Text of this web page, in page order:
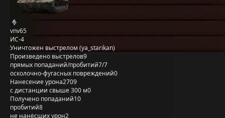
vnv65
ИС-4
Уничтожен выстрелом (ya_starikan)
Произведено выстрелов9
прямых попаданий/пробитий7/7
осколочно-фугасных повреждений0
Нанесение урона2709
с дистанции свыше 300 м0
Получено попаданий10
пробитий8
не нанёсших урон2